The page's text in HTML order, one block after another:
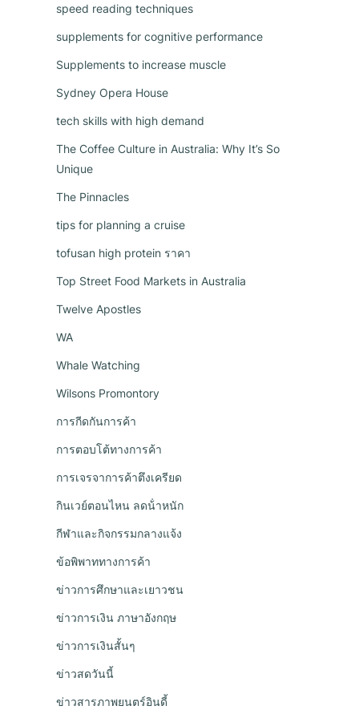
speed reading techniques
supplements for cognitive performance
Supplements to increase muscle
Sydney Opera House
tech skills with high demand
The Coffee Culture in Australia: Why It’s So
Unique
The Pinnacles
tips for planning a cruise
tofusan high protein ราคา
Top Street Food Markets in Australia
Twelve Apostles
WA
Whale Watching
Wilsons Promontory
การกีดกันการค้า
การตอบโต้ทางการค้า
การเจรจาการค้าตึงเครียด
กินเวย์ตอนไหน ลดน้ําหนัก
กีฬาและกิจกรรมกลางแจ้ง
ข้อพิพาททางการค้า
ข่าวการศึกษาและเยาวชน
ข่าวการเงิน ภาษาอังกฤษ
ข่าวการเงินสั้นๆ
ข่าวสดวันนี้
ข่าวสารภาพยนตร์อินดี้